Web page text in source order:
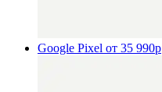
Google Pixel от 35 990р